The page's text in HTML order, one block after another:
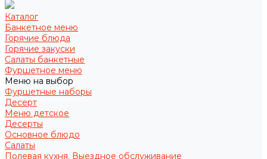
Каталог
Банкетное меню
Горячие блюда
Горячие закуски
Салаты банкетные
Фуршетное меню
Меню на выбор
Фуршетные наборы
Десерт
Меню детское
Десерты
Основное блюдо
Салаты
Полевая кухня. Выездное обслуживание